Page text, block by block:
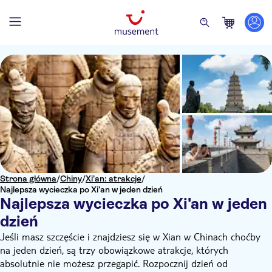
Strona główna/Chiny/Xi'an: atrakcje/
Najlepsza wycieczka po Xi'an w jeden dzień
Najlepsza wycieczka po Xi'an w jeden
dzień
Jeśli masz szczęście i znajdziesz się w Xian w Chinach choćby
na jeden dzień, są trzy obowiązkowe atrakcje, których
absolutnie nie możesz przegapić. Rozpocznij dzień od